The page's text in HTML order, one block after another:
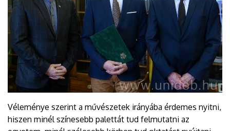
Véleménye szerint a művészetek irányába érdemes nyitni,
hiszen minél színesebb palettát tud felmutatni az